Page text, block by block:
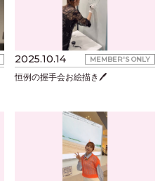
2025.10.14 MEMBER'S ONLY
恒例の握手会お絵描き🖊️